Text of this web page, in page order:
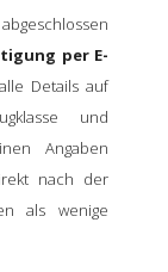
abgeschlossen
per E-
Details auf
und
Angaben
nach der
als wenige